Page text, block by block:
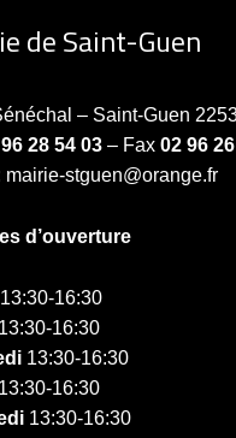
de Saint-Guen
– Saint-Guen
28 54 03 – Fax02 96
mairie-stguen@orange.fr
d’ouverture
13:30-16:30
13:30-16:30
13:30-16:30
13:30-16:30
13:30-16:30